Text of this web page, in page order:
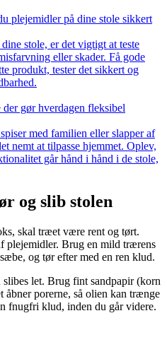
plejemidler på dine stole sikkert
stole, er det vigtigt at teste
eller skader. Få gode
produkt, tester det sikkert og
gør hverdagen fleksibel
med familien eller slapper af
nemt at tilpasse hjemmet. Oplev,
går hånd i hånd i de stole,
og slib stolen
skal træet være rent og tørt.
plejemidler. Brug en mild trærens
og tør efter med en ren klud.
let. Brug fint sandpapir (korn
porerne, så olien kan trænge
fnugfri klud, inden du går videre.